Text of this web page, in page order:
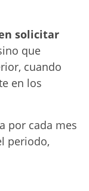
solicitar
que
cuando
en los
por cada mes
periodo,